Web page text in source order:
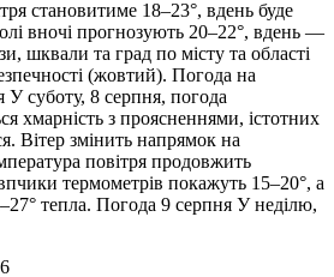
становитиме 18–23°, вдень буде
вночі прогнозують 20–22°, вдень —
шквали та град по місту та області
(жовтий). Погода на
У суботу, 8 серпня, погода
хмарність з проясненнями, істотних
Вітер змінить напрямок на
повітря продовжить
термометрів покажуть 15–20°, а
тепла. Погода 9 серпня У неділю,